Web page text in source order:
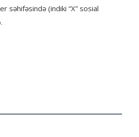
səhifəsində (indiki “X” sosial